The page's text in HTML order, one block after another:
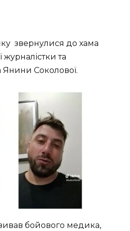
звернулися до хама
журналістки та
Янини Соколової.
бойового медика,